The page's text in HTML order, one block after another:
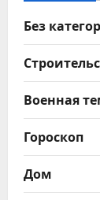
Без
Военная
Гороскоп
Дом